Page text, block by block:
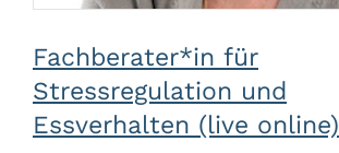
Fachberater*in für
Stressregulation und
Essverhalten (live online)